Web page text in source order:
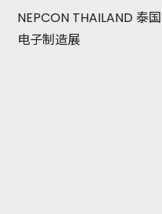
NEPCON THAILAND 泰
电子制造展